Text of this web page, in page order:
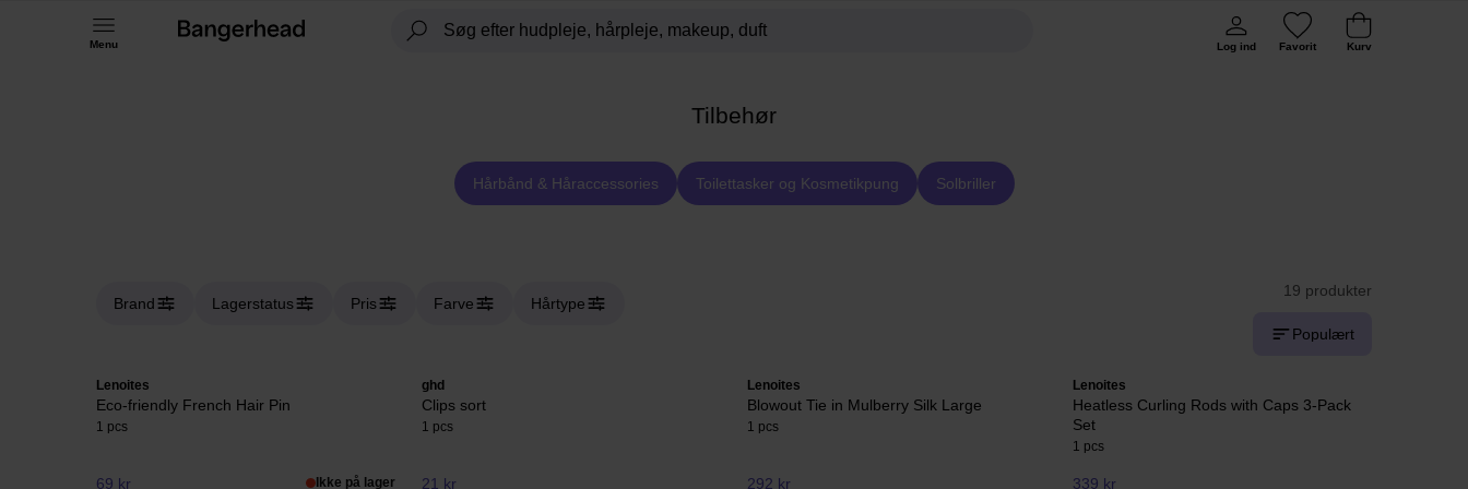
Menu Log ind Favorit Kurv
Tilbehør
Hårbånd & Håraccessories Toilettasker og Kosmetikpung Solbriller
Brand Lagerstatus Pris Farve Hårtype
19 produkter
Populært
Lenoites
Eco-friendly French Hair Pin
1 pcs
69 kr Ikke på lager
ghd
Clips sort
1 pcs
21 kr
Lenoites
Blowout Tie in Mulberry Silk Large
1 pcs
292 kr
Lenoites
Heatless Curling Rods with Caps 3-Pack
Set
1 pcs
339 kr